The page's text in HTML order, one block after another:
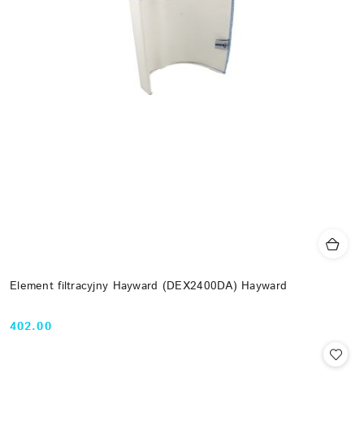
Element filtracyjny Hayward (DEX2400DA) Hayward
Cena:
402.00